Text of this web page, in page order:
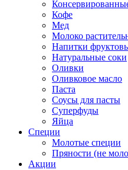
Кофе
Мед
Молоко
Напитки
Натуральные соки
Оливки
Оливковое масло
Паста
Соусы для пасты
Суперфуды
Яйца
Специи
Молотые специи
Пряности (не
Акции